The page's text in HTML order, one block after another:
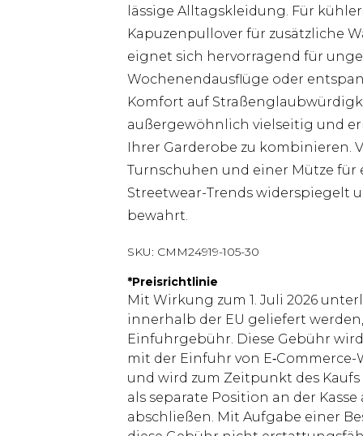
lässige Alltagskleidung. Für
Kapuzenpullover für zusätzliche
eignet sich hervorragend für
Wochenendausflüge oder
Komfort auf
außergewöhnlich vielseitig und
Ihrer Garderobe zu kombinieren.
Turnschuhen und einer Mütze für
Streetwear-Trends widerspiegelt
bewahrt.
SKU: CMM24919-105-30
*Preisrichtlinie
Mit Wirkung zum 1. Juli 2026
innerhalb der EU geliefert
Einfuhrgebühr. Diese Gebühr
mit der Einfuhr von
und wird zum Zeitpunkt des
als separate Position an der
abschließen. Mit Aufgabe einer